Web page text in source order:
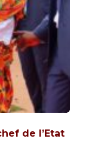
de l’Etat